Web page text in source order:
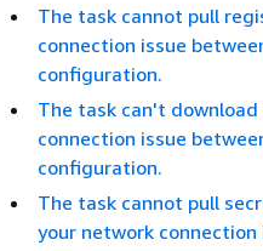
The task cannot pull
connection issue
configuration.
The task can't
connection issue
configuration.
The task cannot pull
your network connection